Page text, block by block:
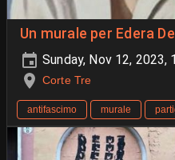
Un murale per Edera
Sunday, Nov 12, 2023,
Corte Tre
antifascimo murale